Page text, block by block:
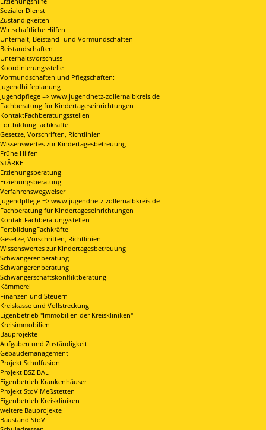
Sozialer Dienst
Zuständigkeiten
Wirtschaftliche Hilfen
Unterhalt, Beistand- und Vormundschaften
Beistandschaften
Unterhaltsvorschuss
Koordinierungsstelle
Vormundschaften und Pflegschaften:
Jugendhilfeplanung
Jugendpflege => www.jugendnetz-zollernalbkreis.de
Fachberatung für Kindertageseinrichtungen
KontaktFachberatungsstellen
FortbildungFachkräfte
Gesetze, Vorschriften, Richtlinien
Wissenswertes zur Kindertagesbetreuung
Frühe Hilfen
STÄRKE
Erziehungsberatung
Erziehungsberatung
Verfahrenswegweiser
Jugendpflege => www.jugendnetz-zollernalbkreis.de
Fachberatung für Kindertageseinrichtungen
KontaktFachberatungsstellen
FortbildungFachkräfte
Gesetze, Vorschriften, Richtlinien
Wissenswertes zur Kindertagesbetreuung
Schwangerenberatung
Schwangerenberatung
Schwangerschaftskonfliktberatung
Kämmerei
Finanzen und Steuern
Kreiskasse und Vollstreckung
Eigenbetrieb "Immobilien der Kreiskliniken"
Kreisimmobilien
Bauprojekte
Aufgaben und Zuständigkeit
Gebäudemanagement
Projekt Schulfusion
Projekt BSZ BAL
Eigenbetrieb Krankenhäuser
Projekt StoV Meßstetten
Eigenbetrieb Kreiskliniken
weitere Bauprojekte
Baustand StoV